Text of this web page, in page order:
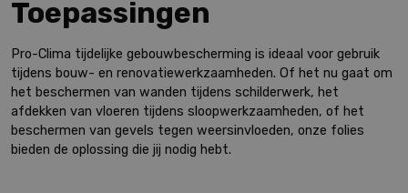
Toepassingen
Pro-Clima tijdelijke gebouwbescherming is ideaal voor gebruik
tijdens bouw- en renovatiewerkzaamheden. Of het nu gaat om
het beschermen van wanden tijdens schilderwerk, het
afdekken van vloeren tijdens sloopwerkzaamheden, of het
beschermen van gevels tegen weersinvloeden, onze folies
bieden de oplossing die jij nodig hebt.